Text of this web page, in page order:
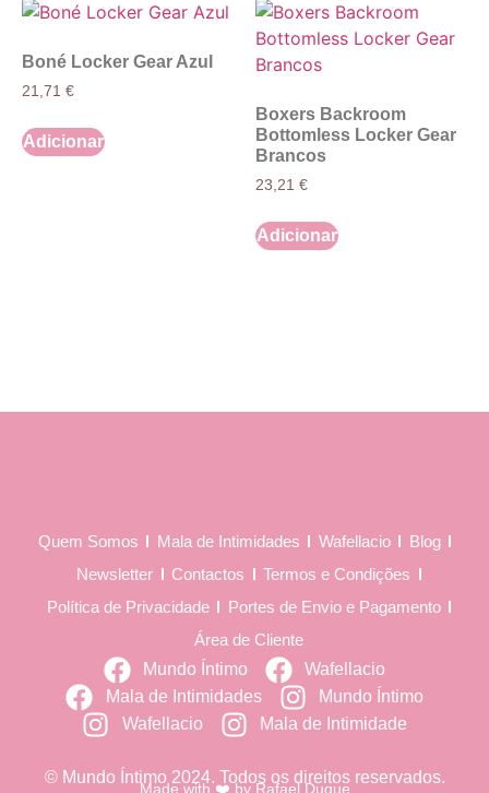
Boné Locker Gear Azul
21,71 €
Adicionar
Boxers Backroom
Bottomless Locker Gear
Brancos
23,21 €
Adicionar
Quem Somos Mala de Intimidades Wafellacio
Blog
Newsletter
Contactos
Termos e Condições
Política de Privacidade
Portes de Envio e Pagamento
Área de Cliente
Mundo Íntimo
Wafellacio
Mala de Intimidades
Mundo Íntimo
Wafellacio
Mala de Intimidade
© Mundo Íntimo 2024. Todos os direitos reservados.
Made with ❤️ byRafael Duque